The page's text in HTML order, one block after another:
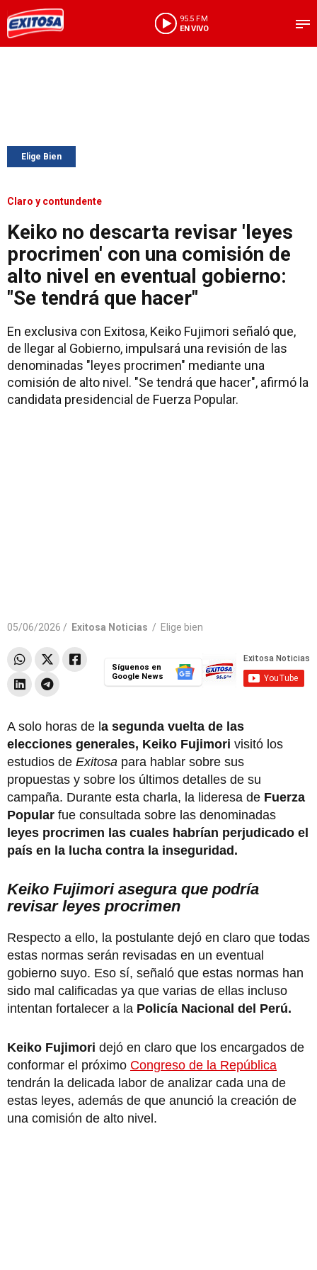
95.5 FM
EN VIVO
Elige Bien
Claro y contundente
Keiko no descarta revisar 'leyes
procrimen' con una comisión de
alto nivel en eventual gobierno:
"Se tendrá que hacer"
En exclusiva con Exitosa, Keiko Fujimori señaló que,
de llegar al Gobierno, impulsará una revisión de las
denominadas "leyes procrimen" mediante una
comisión de alto nivel. "Se tendrá que hacer", afirmó la
candidata presidencial de Fuerza Popular.
05/06/2026 / Exitosa Noticias / Elige bien
Síguenos en
Google News
A solo horas de la segunda vuelta de las
elecciones generales, Keiko Fujimori visitó los
estudios de Exitosa para hablar sobre sus
propuestas y sobre los últimos detalles de su
campaña. Durante esta charla, la lideresa de Fuerza
Popular fue consultada sobre las denominadas
leyes procrimen las cuales habrían perjudicado el
país en la lucha contra la inseguridad.
Keiko Fujimori asegura que podría
revisar leyes procrimen
Respecto a ello, la postulante dejó en claro que todas
estas normas serán revisadas en un eventual
gobierno suyo. Eso sí, señaló que estas normas han
sido mal calificadas ya que varias de ellas incluso
intentan fortalecer a la Policía Nacional del Perú.
Keiko Fujimori dejó en claro que los encargados de
conformar el próximo Congreso de la República
tendrán la delicada labor de analizar cada una de
estas leyes, además de que anunció la creación de
una comisión de alto nivel.